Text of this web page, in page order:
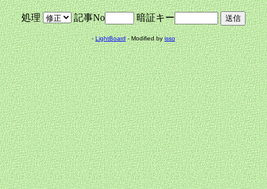
処理 記事No 暗証キー
-LightBoard- Modified byisso